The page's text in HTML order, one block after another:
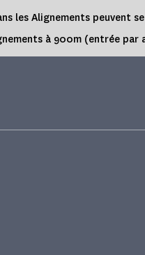
les Alignements peuvent
à 900m (entrée par